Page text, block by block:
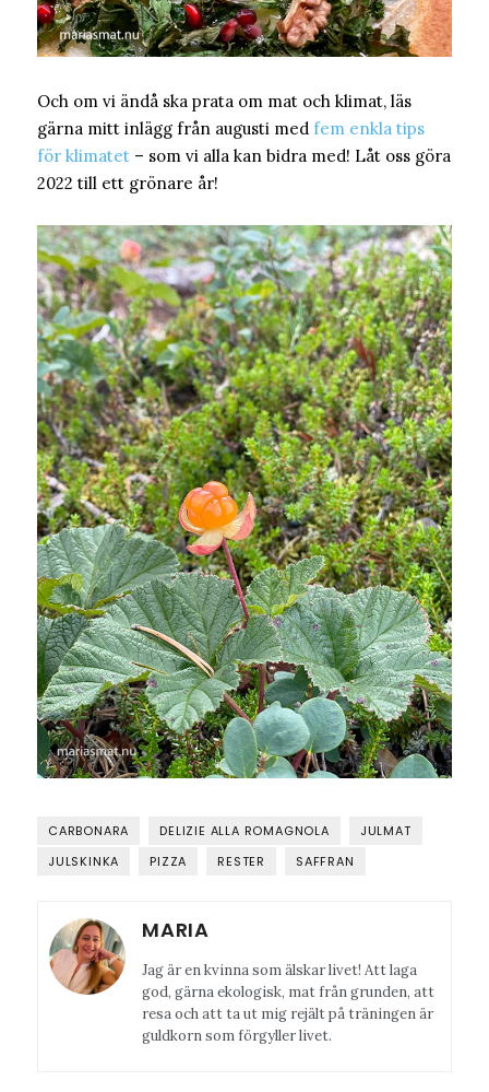
Och om vi ändå ska prata om mat och klimat, läs
gärna mitt inlägg från augusti med fem enkla tips
för klimatet – som vi alla kan bidra med! Låt oss göra
2022 till ett grönare år!
CARBONARA DELIZIE ALLA ROMAGNOLA
JULMAT
JULSKINKA
PIZZA RESTER SAFFRAN
MARIA
Jag är en kvinna som älskar livet! Att laga
god, gärna ekologisk, mat från grunden, att
resa och att ta ut mig rejält på träningen är
guldkorn som förgyller livet.